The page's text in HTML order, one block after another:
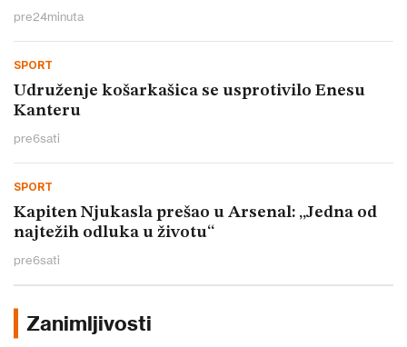
pre24minuta
SPORT
Udruženje košarkašica se usprotivilo Enesu
Kanteru
pre6sati
SPORT
Kapiten Njukasla prešao u Arsenal: „Jedna od
najtežih odluka u životu“
pre6sati
Zanimljivosti